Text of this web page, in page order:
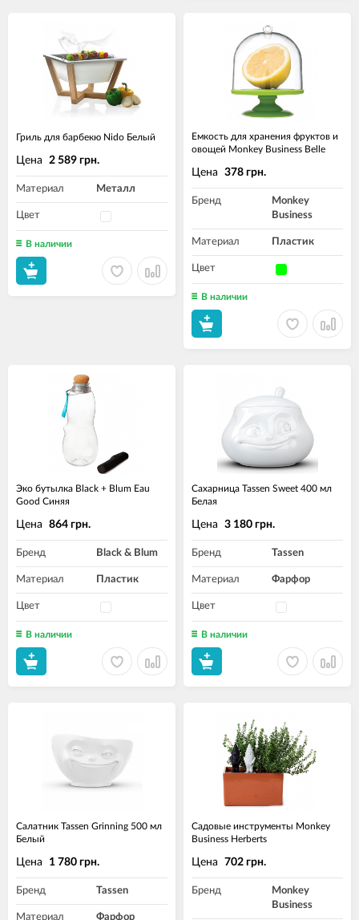
Гриль для барбекю Nido Белый
Цена 2 589 грн.
Материал Металл
Цвет
В наличии
Емкость для хранения фруктов и
овощей Monkey Business Belle
Цена 378 грн.
Бренд
Monkey
Business
Материал Пластик
Цвет
В наличии
Эко бутылка Black + Blum Eau
Good Синяя
Цена 864 грн.
Бренд Black & Blum
Материал Пластик
Цвет
В наличии
Сахарница Tassen Sweet 400 мл
Белая
Цена 3 180 грн.
Бренд Tassen
Материал Фарфор
Цвет
В наличии
Салатник Tassen Grinning 500 мл
Белый
Цена 1 780 грн.
Бренд Tassen
Материал Фарфор
Садовые инструменты Monkey
Business Herberts
Цена 702 грн.
Бренд
Monkey
Business